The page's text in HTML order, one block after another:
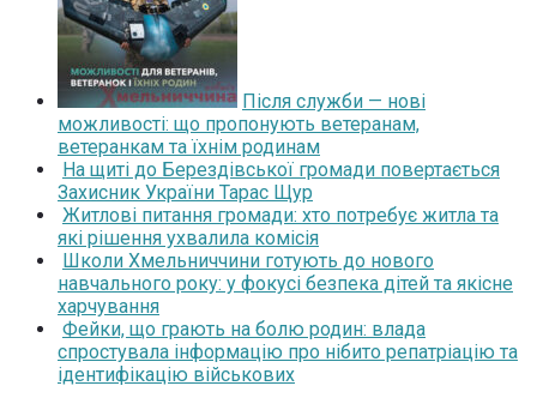
Після служби — нові
можливості: що пропонують ветеранам,
ветеранкам та їхнім родинам
На щиті до Берездівської громади повертається
Захисник України Тарас Щур
Житлові питання громади: хто потребує житла та
які рішення ухвалила комісія
Школи Хмельниччини готують до нового
навчального року: у фокусі безпека дітей та якісне
харчування
Фейки, що грають на болю родин: влада
спростувала інформацію про нібито репатріацію та
ідентифікацію військових